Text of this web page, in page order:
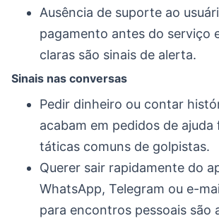
Ausência de suporte ao
pagamento antes do serviço
claras são sinais de alerta.
Sinais nas conversas
Pedir dinheiro ou contar
acabam em pedidos de ajuda
táticas comuns de golpistas.
Querer sair rapidamente do
WhatsApp, Telegram ou e-
para encontros pessoais são